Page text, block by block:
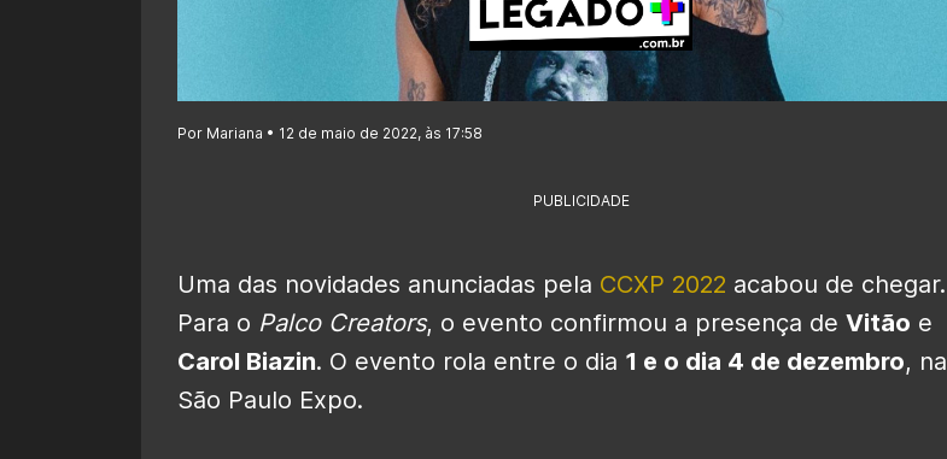
Por Mariana • 12 de maio de 2022, às 17:58
PUBLICIDADE
Uma das novidades anunciadas pela CCXP 2022 acabou de chegar.
Para o Palco Creators, o evento confirmou a presença de Vitão e
Carol Biazin. O evento rola entre o dia 1 e o dia 4 de dezembro, na
São Paulo Expo.